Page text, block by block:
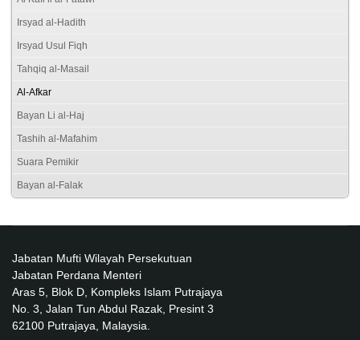
Irsyad al-Hadith
Irsyad Usul Fiqh
Tahqiq al-Masail
Al-Afkar
Bayan Li al-Haj
Tashih al-Mafahim
Suara Pemikir
Bayan al-Falak
Jabatan Mufti Wilayah Persekutuan
Jabatan Perdana Menteri
Aras 5, Blok D, Kompleks Islam Putrajaya
No. 3, Jalan Tun Abdul Razak, Presint 3
62100 Putrajaya, Malaysia.